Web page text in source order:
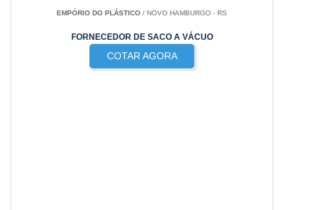
EMPÓRIO DO PLÁSTICO / NOVO HAMBURGO - RS
FORNECEDOR DE SACO A VÁCUO
COTAR AGORA